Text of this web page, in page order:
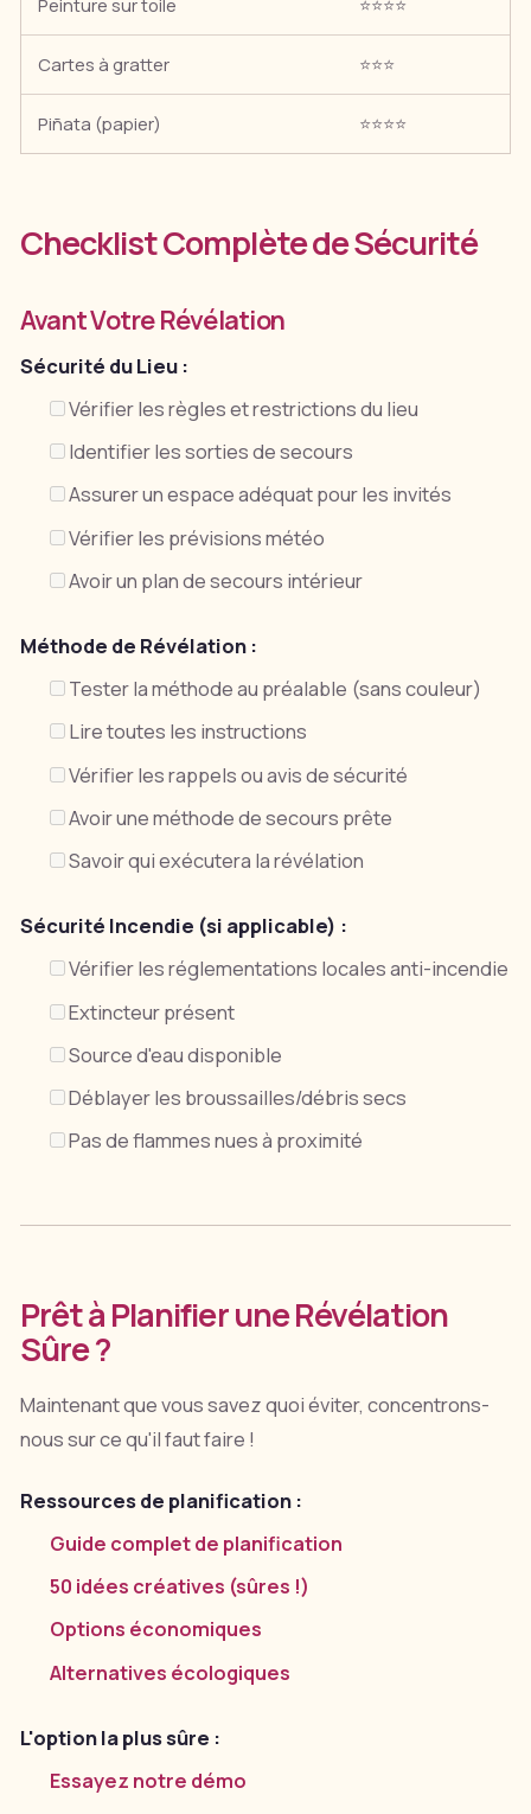
Peinture sur toile ⭐⭐⭐⭐
Cartes à gratter ⭐⭐⭐
Piñata (papier) ⭐⭐⭐⭐
Checklist Complète de Sécurité
Avant Votre Révélation
Sécurité du Lieu :
Vérifier les règles et restrictions du lieu
Identifier les sorties de secours
Assurer un espace adéquat pour les invités
Vérifier les prévisions météo
Avoir un plan de secours intérieur
Méthode de Révélation :
Tester la méthode au préalable (sans couleur)
Lire toutes les instructions
Vérifier les rappels ou avis de sécurité
Avoir une méthode de secours prête
Savoir qui exécutera la révélation
Sécurité Incendie (si applicable) :
Vérifier les réglementations locales anti-incendie
Extincteur présent
Source d'eau disponible
Déblayer les broussailles/débris secs
Pas de flammes nues à proximité
Prêt à Planifier une Révélation
Sûre ?
Maintenant que vous savez quoi éviter, concentrons-
nous sur ce qu'il faut faire !
Ressources de planification :
Guide complet de planification
50 idées créatives (sûres !)
Options économiques
Alternatives écologiques
L'option la plus sûre :
Essayez notre démo